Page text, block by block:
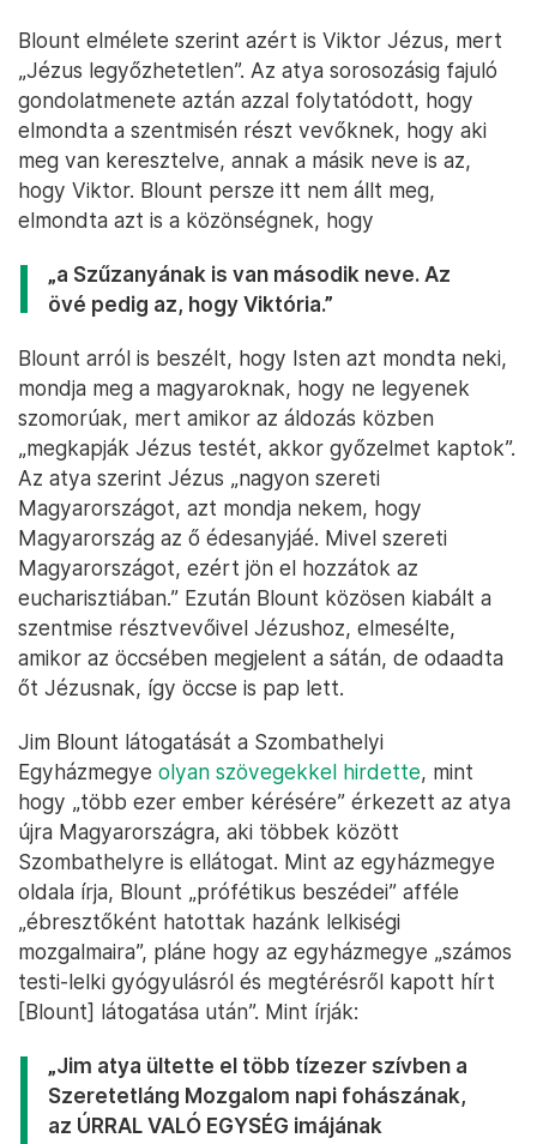
Blount elmélete szerint azért is Viktor Jézus, mert
„Jézus legyőzhetetlen”. Az atya sorosozásig fajuló
gondolatmenete aztán azzal folytatódott, hogy
elmondta a szentmisén részt vevőknek, hogy aki
meg van keresztelve, annak a másik neve is az,
hogy Viktor. Blount persze itt nem állt meg,
elmondta azt is a közönségnek, hogy
„a Szűzanyának is van második neve. Az
övé pedig az, hogy Viktória.”
Blount arról is beszélt, hogy Isten azt mondta neki,
mondja meg a magyaroknak, hogy ne legyenek
szomorúak, mert amikor az áldozás közben
„megkapják Jézus testét, akkor győzelmet kaptok”.
Az atya szerint Jézus „nagyon szereti
Magyarországot, azt mondja nekem, hogy
Magyarország az ő édesanyjáé. Mivel szereti
Magyarországot, ezért jön el hozzátok az
eucharisztiában.” Ezután Blount közösen kiabált a
szentmise résztvevőivel Jézushoz, elmesélte,
amikor az öccsében megjelent a sátán, de odaadta
őt Jézusnak, így öccse is pap lett.
Jim Blount látogatását a Szombathelyi
Egyházmegye olyan szövegekkel hirdette, mint
hogy „több ezer ember kérésére” érkezett az atya
újra Magyarországra, aki többek között
Szombathelyre is ellátogat. Mint az egyházmegye
oldala írja, Blount „prófétikus beszédei” afféle
„ébresztőként hatottak hazánk lelkiségi
mozgalmaira”, pláne hogy az egyházmegye „számos
testi-lelki gyógyulásról és megtérésről kapott hírt
[Blount] látogatása után”. Mint írják:
„Jim atya ültette el több tízezer szívben a
Szeretetláng Mozgalom napi fohászának,
az ÚRRAL VALÓ EGYSÉG imájának